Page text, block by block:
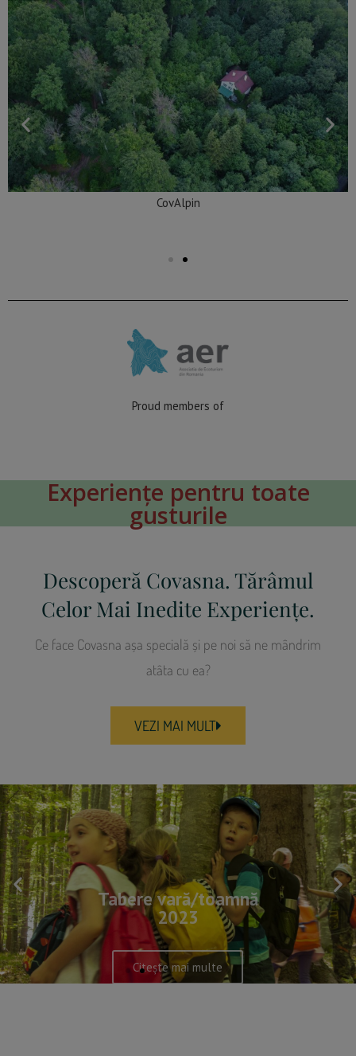
CovAlpin
Proud members of
Experiențe pentru toate
gusturile
Tabere vară/toamnă
2023
Citește mai multe
Descoperă Covasna. Tărâmul
Celor Mai Inedite Experiențe.
Ce face Covasna așa specială și pe noi să ne mândrim
atâta cu ea?
VEZI MAI MULT